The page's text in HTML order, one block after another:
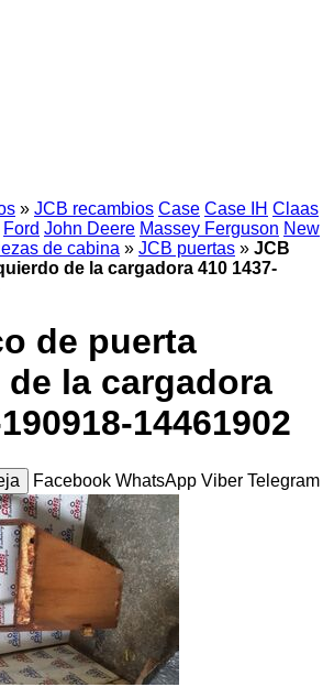
» JCB recambios Case Case IH Claas
Ford John Deere Massey Ferguson New
de cabina » JCB puertas » JCB
de la cargadora 410 1437-
de puerta
la cargadora
14461902
Facebook WhatsApp Viber Telegram